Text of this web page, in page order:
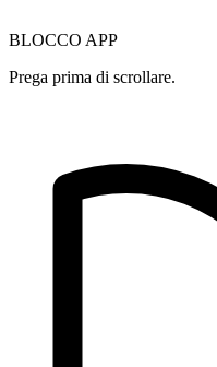
BLOCCO APP
Prega prima di scrollare.